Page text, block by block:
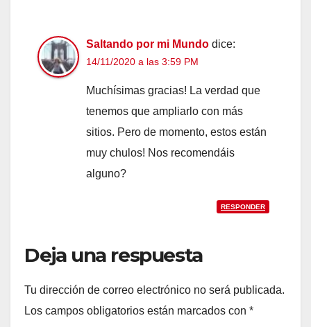
Saltando por mi Mundo dice:
14/11/2020 a las 3:59 PM
Muchísimas gracias! La verdad que
tenemos que ampliarlo con más
sitios. Pero de momento, estos están
muy chulos! Nos recomendáis
alguno?
RESPONDER
Deja una respuesta
Tu dirección de correo electrónico no será publicada.
Los campos obligatorios están marcados con *